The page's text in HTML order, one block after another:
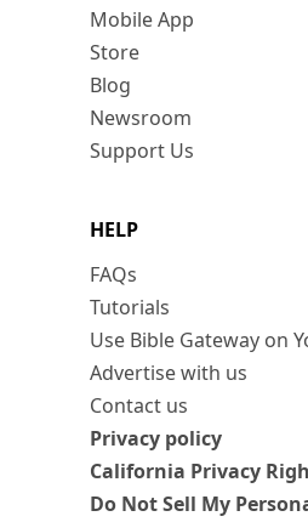
Mobile App
Store
Blog
Newsroom
Support Us
HELP
FAQs
Tutorials
Use Bible Gateway on
Advertise with us
Contact us
Privacy policy
California Privacy
Do Not Sell My